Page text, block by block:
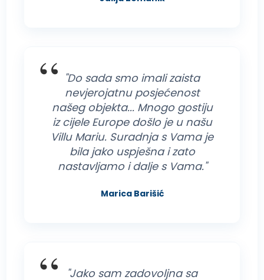
"Do sada smo imali zaista
nevjerojatnu posjećenost
našeg objekta... Mnogo gostiju
iz cijele Europe došlo je u našu
Villu Mariu. Suradnja s Vama je
bila jako uspješna i zato
nastavljamo i dalje s Vama."
Marica Barišić
"Jako sam zadovoljna sa